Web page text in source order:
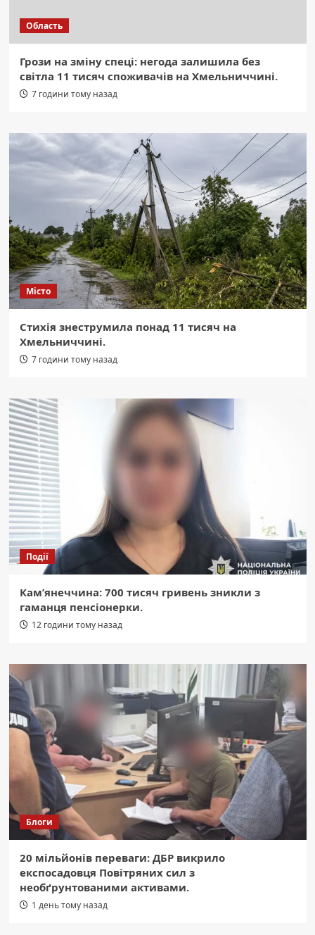
Область
Грози на зміну спеці: негода залишила без
світла 11 тисяч споживачів на Хмельниччині.
7 години тому назад
Місто
Стихія знеструмила понад 11 тисяч на
Хмельниччині.
7 години тому назад
Події
Кам’янеччина: 700 тисяч гривень зникли з
гаманця пенсіонерки.
12 години тому назад
Блоги
20 мільйонів переваги: ДБР викрило
експосадовця Повітряних сил з
необґрунтованими активами.
1 день тому назад